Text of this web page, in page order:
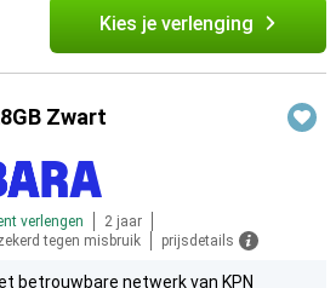
Kies je verlenging
Zwart
verlengen
2 jaar
tegen misbruik
prijsdetails
betrouwbare netwerk van KPN